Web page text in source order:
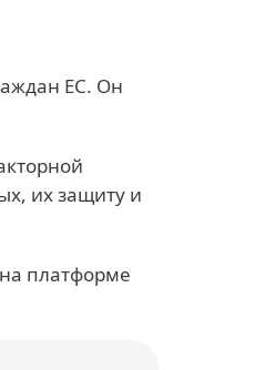
ЕС. Он
их защиту и
платформе